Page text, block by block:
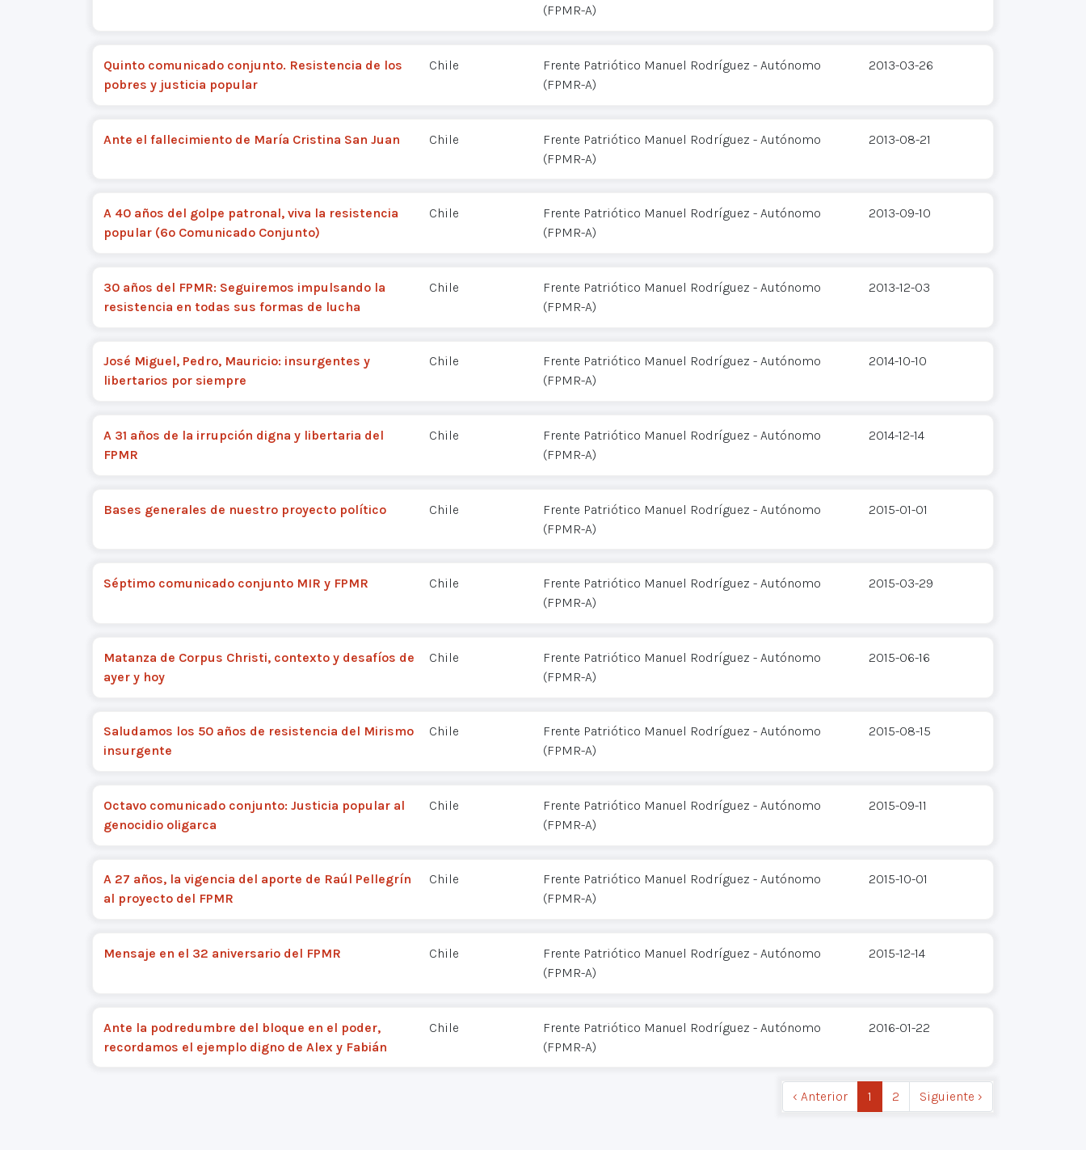
(FPMR-A)
Quinto comunicado conjunto. Resistencia de los
pobres y justicia popular
Chile
Frente Patriótico Manuel Rodríguez - Autónomo
(FPMR-A)
2013-03-26
Ante el fallecimiento de María Cristina San Juan Chile
Frente Patriótico Manuel Rodríguez - Autónomo
(FPMR-A)
2013-08-21
A 40 años del golpe patronal, viva la resistencia
popular (6º Comunicado Conjunto)
Chile
Frente Patriótico Manuel Rodríguez - Autónomo
(FPMR-A)
2013-09-10
30 años del FPMR: Seguiremos impulsando la
resistencia en todas sus formas de lucha
Chile
Frente Patriótico Manuel Rodríguez - Autónomo
(FPMR-A)
2013-12-03
José Miguel, Pedro, Mauricio: insurgentes y
libertarios por siempre
Chile
Frente Patriótico Manuel Rodríguez - Autónomo
(FPMR-A)
2014-10-10
A 31 años de la irrupción digna y libertaria del
FPMR
Chile
Frente Patriótico Manuel Rodríguez - Autónomo
(FPMR-A)
2014-12-14
Bases generales de nuestro proyecto político Chile
Frente Patriótico Manuel Rodríguez - Autónomo
(FPMR-A)
2015-01-01
Séptimo comunicado conjunto MIR y FPMR Chile
Frente Patriótico Manuel Rodríguez - Autónomo
(FPMR-A)
2015-03-29
Matanza de Corpus Christi, contexto y desafíos de
ayer y hoy
Chile
Frente Patriótico Manuel Rodríguez - Autónomo
(FPMR-A)
2015-06-16
Saludamos los 50 años de resistencia del Mirismo
insurgente
Chile
Frente Patriótico Manuel Rodríguez - Autónomo
(FPMR-A)
2015-08-15
Octavo comunicado conjunto: Justicia popular al
genocidio oligarca
Chile
Frente Patriótico Manuel Rodríguez - Autónomo
(FPMR-A)
2015-09-11
A 27 años, la vigencia del aporte de Raúl Pellegrín
al proyecto del FPMR
Chile
Frente Patriótico Manuel Rodríguez - Autónomo
(FPMR-A)
2015-10-01
Mensaje en el 32 aniversario del FPMR Chile
Frente Patriótico Manuel Rodríguez - Autónomo
(FPMR-A)
2015-12-14
Ante la podredumbre del bloque en el poder,
recordamos el ejemplo digno de Alex y Fabián
Chile
Frente Patriótico Manuel Rodríguez - Autónomo
(FPMR-A)
2016-01-22
‹ Anterior 1 2 Siguiente ›